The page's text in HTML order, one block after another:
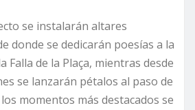
se instalarán altares
donde se dedicarán poesías a la
Falla de la Plaça, mientras desde
se lanzarán pétalos al paso de
momentos más destacados se